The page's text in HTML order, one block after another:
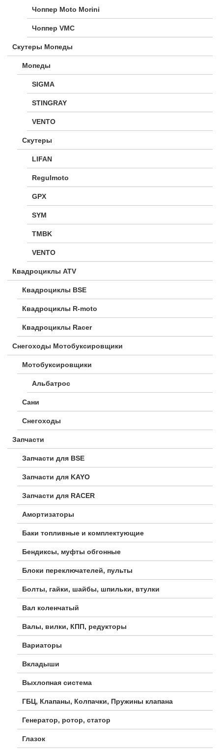
Чоппер Moto Morini
Чоппер VMC
Скутеры Мопеды
Мопеды
SIGMA
STINGRAY
VENTO
Скутеры
LIFAN
Regulmoto
GPX
SYM
TMBK
VENTO
Квадроциклы ATV
Квадроциклы BSE
Квадроциклы R-moto
Квадроциклы Racer
Снегоходы Мотобуксировщики
Мотобуксировщики
Альбатрос
Сани
Снегоходы
Запчасти
Запчасти для BSE
Запчасти для KAYO
Запчасти для RACER
Амортизаторы
Баки топливные и комплектующие
Бендиксы, муфты обгонные
Блоки переключателей, пульты
Болты, гайки, шайбы, шпильки, втулки
Вал коленчатый
Валы, вилки, КПП, редукторы
Вариаторы
Вкладыши
Выхлопная система
ГБЦ, Клапаны, Колпачки, Пружины клапана
Генератор, ротор, статор
Глазок